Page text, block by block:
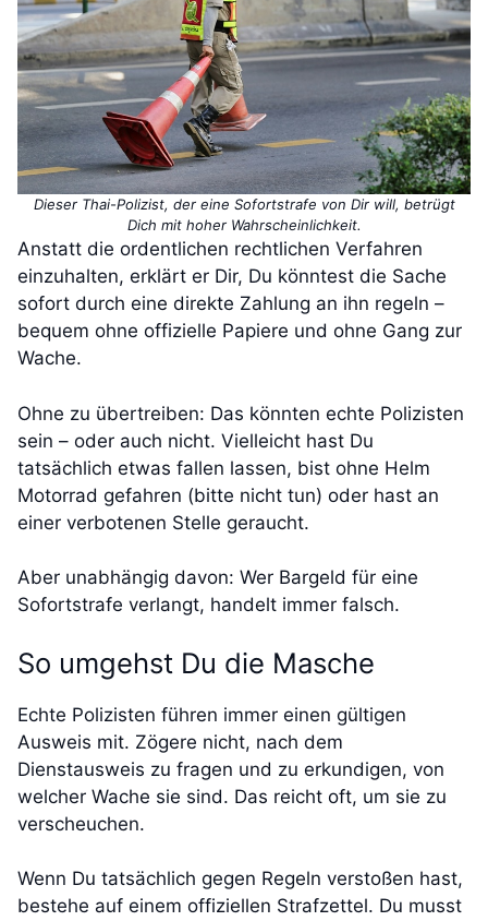
Dieser Thai-Polizist, der eine Sofortstrafe von Dir will, betrügt
Dich mit hoher Wahrscheinlichkeit.
Anstatt die ordentlichen rechtlichen Verfahren
einzuhalten, erklärt er Dir, Du könntest die Sache
sofort durch eine direkte Zahlung an ihn regeln –
bequem ohne offizielle Papiere und ohne Gang zur
Wache.
Ohne zu übertreiben: Das könnten echte Polizisten
sein – oder auch nicht. Vielleicht hast Du
tatsächlich etwas fallen lassen, bist ohne Helm
Motorrad gefahren (bitte nicht tun) oder hast an
einer verbotenen Stelle geraucht.
Aber unabhängig davon: Wer Bargeld für eine
Sofortstrafe verlangt, handelt immer falsch.
So umgehst Du die Masche
Echte Polizisten führen immer einen gültigen
Ausweis mit. Zögere nicht, nach dem
Dienstausweis zu fragen und zu erkundigen, von
welcher Wache sie sind. Das reicht oft, um sie zu
verscheuchen.
Wenn Du tatsächlich gegen Regeln verstoßen hast,
bestehe auf einem offiziellen Strafzettel. Du musst